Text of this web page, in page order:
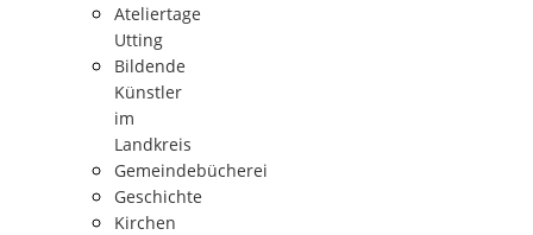
Ateliertage
Utting
Bildende
Künstler
im
Landkreis
Gemeindebücherei
Geschichte
Kirchen